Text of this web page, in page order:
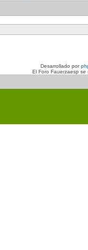
Desarrollado por
El Foro Fauerzaesp